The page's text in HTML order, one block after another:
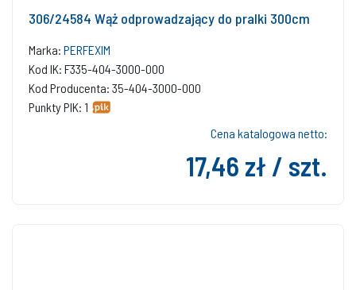
306/24584 Wąż odprowadzający do pralki 300cm
Marka: PERFEXIM
Kod IK: F335-404-3000-000
Kod Producenta: 35-404-3000-000
Punkty PIK: 1
Cena katalogowa netto:
17,46 zł / szt.